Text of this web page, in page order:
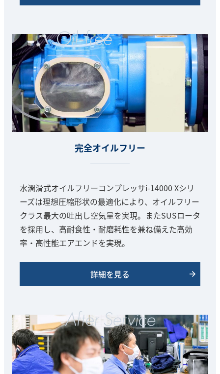
完全オイルフリー
水潤滑式オイルフリーコンプレッサi-14000 Xシリ
ーズは理想圧縮形状の最適化により、オイルフリー
クラス最大の吐出し空気量を実現。またSUSロータ
を採用し、高耐食性・耐磨耗性を兼ね備えた高効
率・高性能エアエンドを実現。
詳細を見る